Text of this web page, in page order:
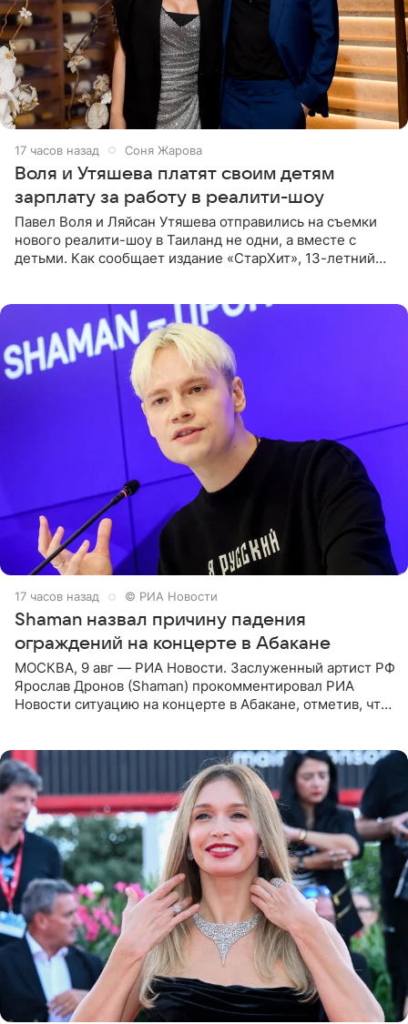
17 часов назад Соня Жарова
Воля и Утяшева платят своим детям
зарплату за работу в реалити-шоу
Павел Воля и Ляйсан Утяшева отправились на съемки
нового реалити-шоу в Таиланд не одни, а вместе с
детьми. Как сообщает издание «СтарХит», 13-летний
17 часов назад © РИА Новости
Shaman назвал причину падения
ограждений на концерте в Абакане
МОСКВА, 9 авг — РИА Новости. Заслуженный артист РФ
Ярослав Дронов (Shaman) прокомментировал РИА
Новости ситуацию на концерте в Абакане, отметив, что